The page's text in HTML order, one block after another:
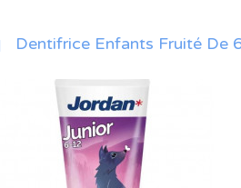
Dentifrice Enfants Fruité De